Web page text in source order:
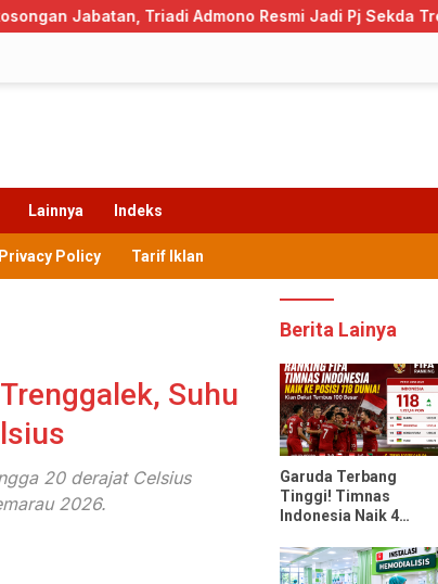
Triadi Admono Resmi Jadi Pj Sekda Trenggalek
Lainnya Indeks
Privacy Policy Tarif Iklan
Suhu
20 derajat Celsius
2026.
Berita Lainya
Garuda Terbang
Tinggi! Timnas
Indonesia Naik 4
Kalahkan Oman dan
Mozambik